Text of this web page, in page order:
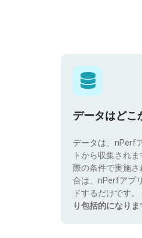
データはどこ
データは、nPerf
トから収集され
際の条件で実施
合は、nPerfアプ
ドするだけです。
り包括的になりま